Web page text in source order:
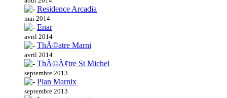
Residence Arcadia
mai 2014
Enar
avril 2014
ThÃ©atre Marni
avril 2014
ThÃ©Ã¢tre St Michel
septembre 2013
Plan Marnix
septembre 2013